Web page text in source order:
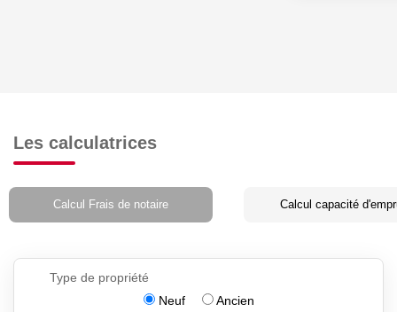
Les calculatrices
Calcul Frais de notaire Calcul capacité